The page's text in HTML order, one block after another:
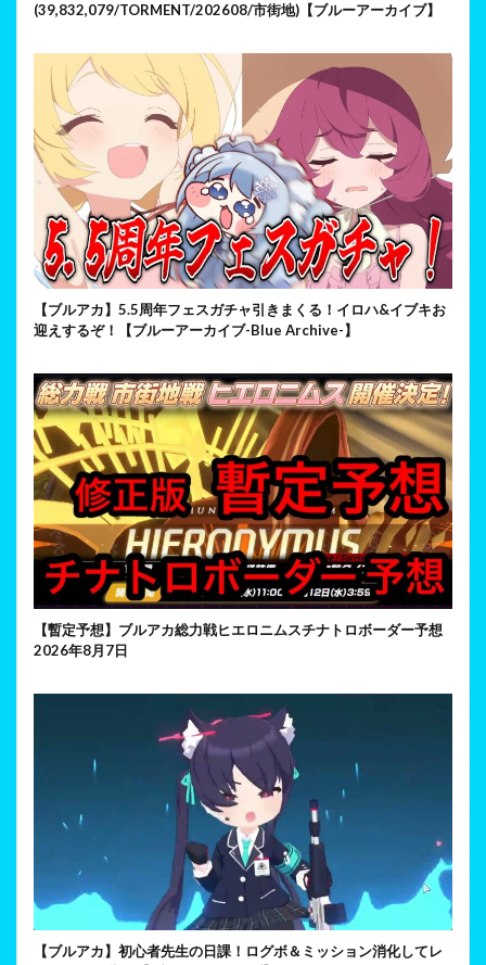
(39,832,079/TORMENT/202608/市街地)【ブルーアーカイブ】
【ブルアカ】5.5周年フェスガチャ引きまくる！イロハ&イブキお
迎えするぞ！【ブルーアーカイブ-Blue Archive-】
【暫定予想】ブルアカ総力戦ヒエロニムスチナトロボーダー予想
2026年8月7日
【ブルアカ】初心者先生の日課！ログボ＆ミッション消化してレ